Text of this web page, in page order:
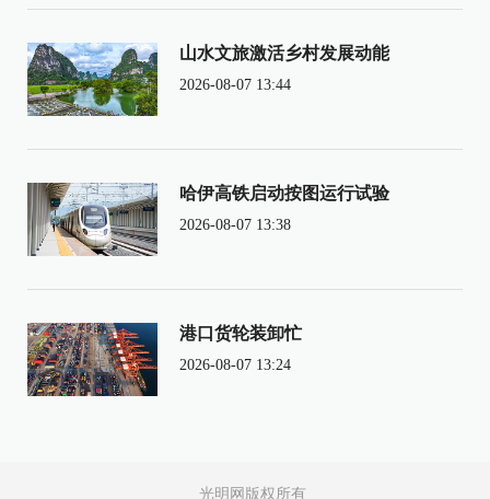
山水文旅激活乡村发展动能
2026-08-07 13:44
哈伊高铁启动按图运行试验
2026-08-07 13:38
港口货轮装卸忙
2026-08-07 13:24
光明网版权所有